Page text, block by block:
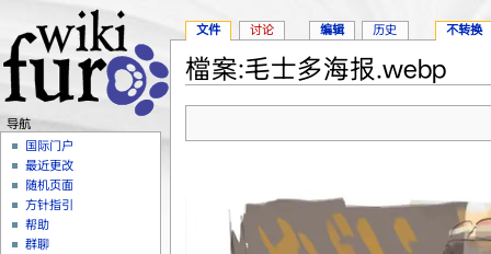
檔案:毛士多海报.webp
文件 讨论 编辑 历史 不转换
导航
国际门户
最近更改
随机页面
方针指引
帮助
群聊